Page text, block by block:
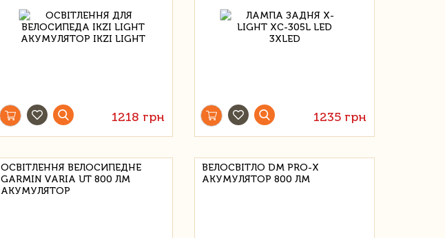
1218 грн 1235 грн
ОСВІТЛЕННЯ ВЕЛОСИПЕДНЕ
GARMIN VARIA UT 800 ЛМ
АКУМУЛЯТОР
ВЕЛОСВІТЛО DM PRO-X
АКУМУЛЯТОР 800 ЛМ